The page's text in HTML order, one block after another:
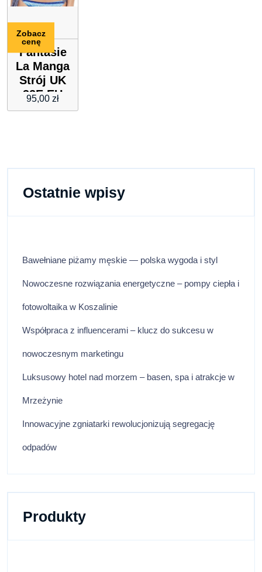
Fantasie
La Manga
Strój UK
32E EU
70F Figi S
95,00 zł
Zobacz
cenę
Ostatnie wpisy
Bawełniane piżamy męskie — polska wygoda i styl
Nowoczesne rozwiązania energetyczne – pompy ciepła i
fotowoltaika w Koszalinie
Współpraca z influencerami – klucz do sukcesu w
nowoczesnym marketingu
Luksusowy hotel nad morzem – basen, spa i atrakcje w
Mrzeżynie
Innowacyjne zgniatarki rewolucjonizują segregację
odpadów
Produkty